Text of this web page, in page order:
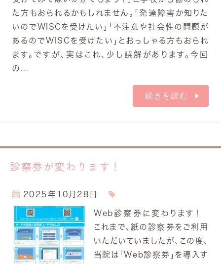
た方もおられるかもしれません。「発達障害か知りた
いのでWISCを受けたい」「不注意や社会性の問題が
あるのでWISCを受けたい」とおっしゃる方もおられ
ます。ですが、実はこれ、少し誤解があります。今回
の...
続きを読む
診察券が変わります！
2025年10月28日
Web診察券に変わります！
これまで、紙の診察券をご利用
いただいていましたが、この度、
当院は「Web診察券」を導入す